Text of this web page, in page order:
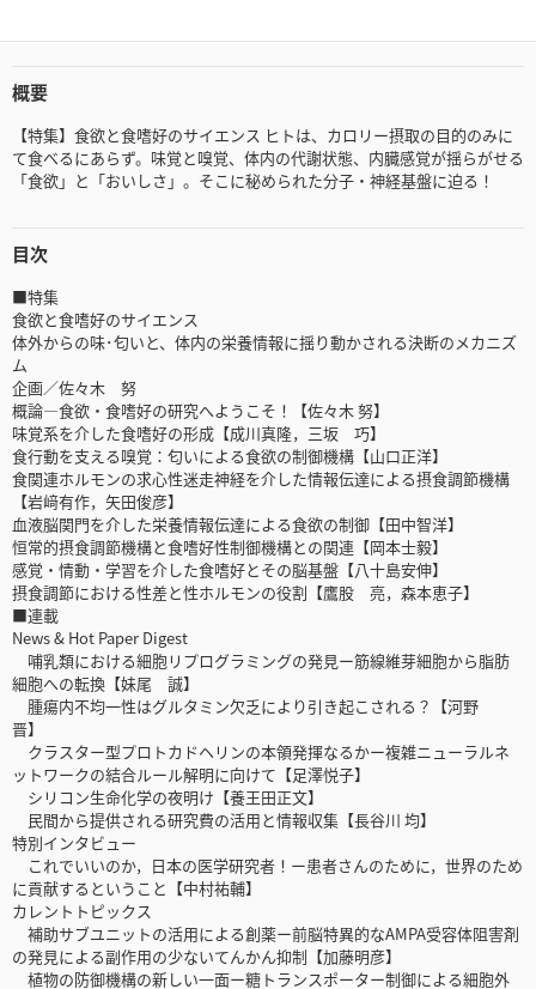
概要
【特集】食欲と食嗜好のサイエンス ヒトは、カロリー摂取の目的のみに
て食べるにあらず。味覚と嗅覚、体内の代謝状態、内臓感覚が揺らがせる
「食欲」と「おいしさ」。そこに秘められた分子・神経基盤に迫る！
目次
■特集
食欲と食嗜好のサイエンス
体外からの味･匂いと、体内の栄養情報に揺り動かされる決断のメカニズ
ム
企画／佐々木 努
概論―食欲・食嗜好の研究へようこそ！【佐々木 努】
味覚系を介した食嗜好の形成【成川真隆，三坂 巧】
食行動を支える嗅覚：匂いによる食欲の制御機構【山口正洋】
食関連ホルモンの求心性迷走神経を介した情報伝達による摂食調節機構
【岩﨑有作，矢田俊彦】
血液脳関門を介した栄養情報伝達による食欲の制御【田中智洋】
恒常的摂食調節機構と食嗜好性制御機構との関連【岡本士毅】
感覚・情動・学習を介した食嗜好とその脳基盤【八十島安伸】
摂食調節における性差と性ホルモンの役割【鷹股 亮，森本恵子】
■連載
News & Hot Paper Digest
哺乳類における細胞リプログラミングの発見ー筋線維芽細胞から脂肪
細胞への転換【妹尾 誠】
腫瘍内不均一性はグルタミン欠乏により引き起こされる？【河野
晋】
クラスター型プロトカドヘリンの本領発揮なるかー複雑ニューラルネ
ットワークの結合ルール解明に向けて【足澤悦子】
シリコン生命化学の夜明け【養王田正文】
民間から提供される研究費の活用と情報収集【長谷川 均】
特別インタビュー
これでいいのか，日本の医学研究者！ー患者さんのために，世界のため
に貢献するということ【中村祐輔】
カレントトピックス
補助サブユニットの活用による創薬ー前脳特異的なAMPA受容体阻害剤
の発見による副作用の少ないてんかん抑制【加藤明彦】
植物の防御機構の新しい一面ー糖トランスポーター制御による細胞外